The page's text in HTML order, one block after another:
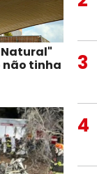
não tinha
3
4